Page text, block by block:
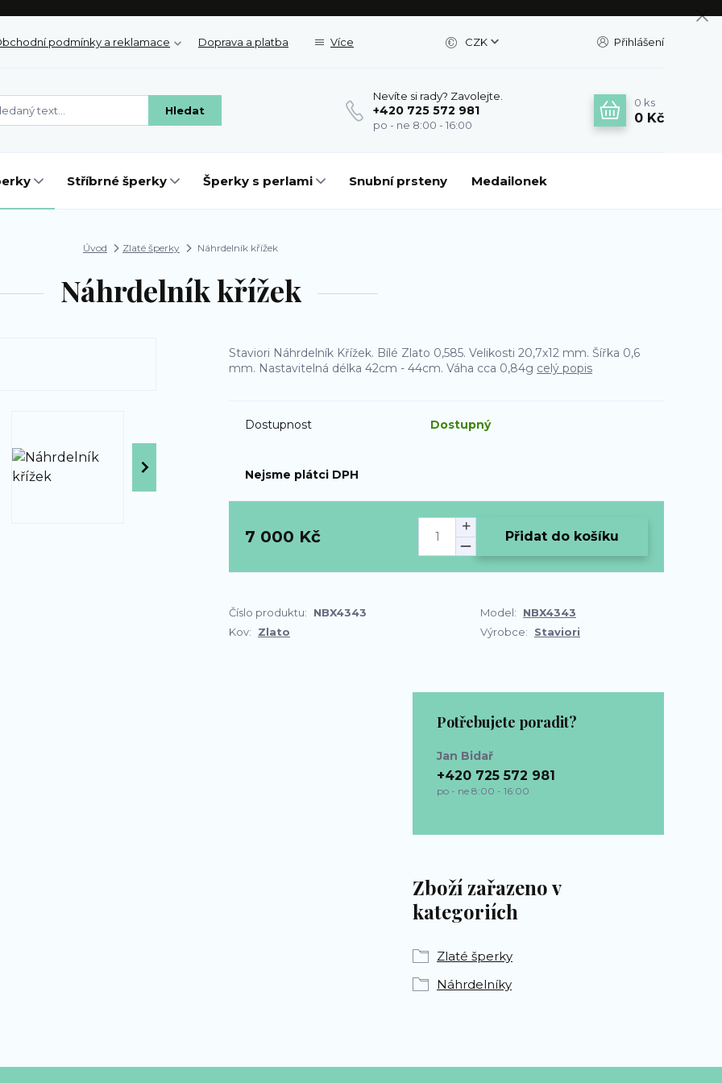
podmínky a reklamace Doprava a platba Více CZK Přihlášení
Hledat
Nevíte si rady? Zavolejte.
+420 725 572 981
po - ne 8:00 - 16:00
0 ks
0 Kč
Stříbrné šperky Šperky s perlami Snubní prsteny Medailonek
Úvod Zlaté šperky Náhrdelník křížek
Náhrdelník křížek
Staviori Náhrdelník Křížek. Bílé Zlato 0,585. Velikosti 20,7x12 mm. Šířka 0,6
mm. Nastavitelná délka 42cm - 44cm. Váha cca 0,84g celý popis
Dostupnost Dostupný
Nejsme plátci DPH
7 000 Kč Přidat do košíku
Číslo produktu: NBX4343 Model:
NBX4343
Kov:
Zlato Výrobce: Staviori
Zboží zařazeno v
kategoriích
Zlaté šperky
Náhrdelníky
Potřebujete poradit?
Jan Bidař
+420 725 572 981
po - ne 8:00 - 16:00